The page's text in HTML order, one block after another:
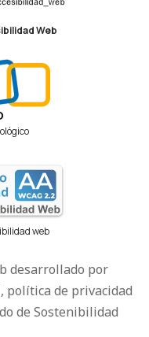
Web
web
desarrollado por
política de privacidad
de Sostenibilidad